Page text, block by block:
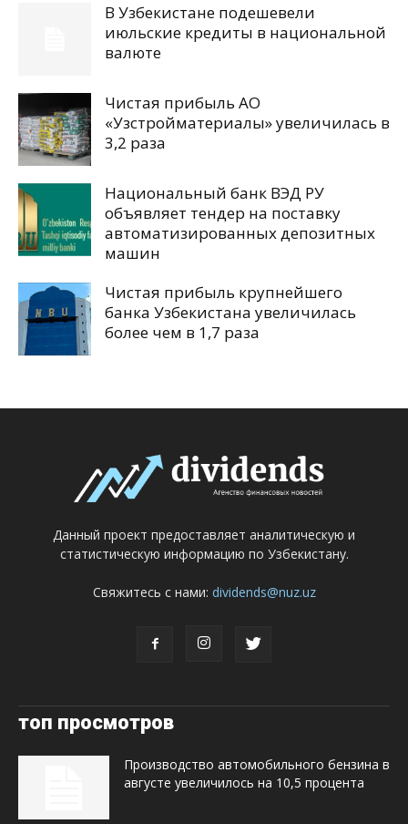
В Узбекистане подешевели
июльские кредиты в национальной
валюте
Чистая прибыль АО
«Узстройматериалы» увеличилась в
3,2 раза
Национальный банк ВЭД РУ
объявляет тендер на поставку
автоматизированных депозитных
машин
Чистая прибыль крупнейшего
банка Узбекистана увеличилась
более чем в 1,7 раза
Данный проект предоставляет аналитическую и
статистическую информацию по Узбекистану.
Свяжитесь с нами: dividends@nuz.uz
топ просмотров
Производство автомобильного бензина в
августе увеличилось на 10,5 процента